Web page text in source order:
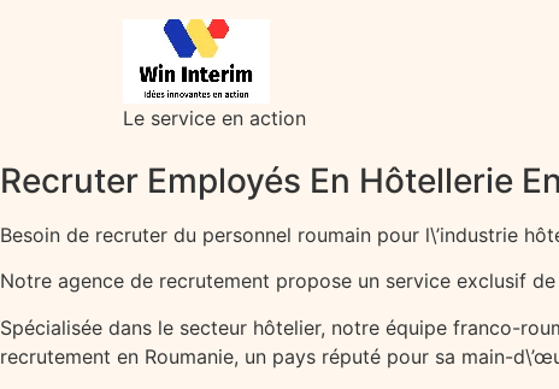
Le service en action
Recruter Employés En Hôtellerie
Besoin de recruter du personnel roumain pour l\’industrie
Notre agence de recrutement propose un service exclusif
Spécialisée dans le secteur hôtelier, notre équipe franco-
recrutement en Roumanie, un pays réputé pour sa main-